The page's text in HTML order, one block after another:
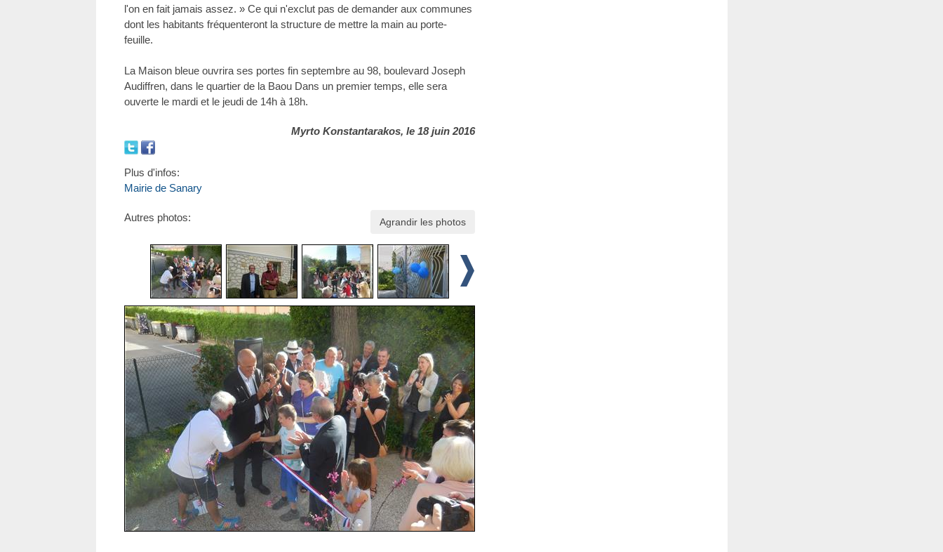
l'on en fait jamais assez. » Ce qui n'exclut pas de demander aux communes
dont les habitants fréquenteront la structure de mettre la main au porte-
feuille.
La Maison bleue ouvrira ses portes fin septembre au 98, boulevard Joseph
Audiffren, dans le quartier de la Baou Dans un premier temps, elle sera
ouverte le mardi et le jeudi de 14h à 18h.
Myrto Konstantarakos, le 18 juin 2016
Plus d'infos:
Mairie de Sanary
Agrandir les photos
Autres photos: